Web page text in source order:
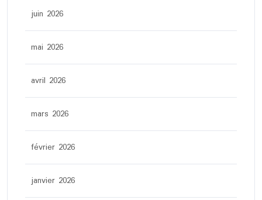
juin 2026
mai 2026
avril 2026
mars 2026
février 2026
janvier 2026